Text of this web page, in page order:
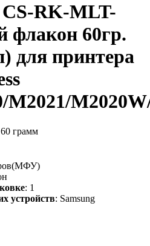
RK-MLT-
флакон 60гр.
для принтера
M2021/
60 грамм
: 1
устройств: Samsung